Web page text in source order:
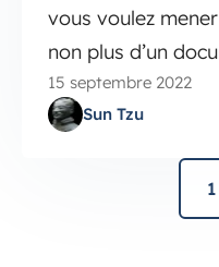
vous voulez
non plus d’un
15 septembre 2022
Sun Tzu
1